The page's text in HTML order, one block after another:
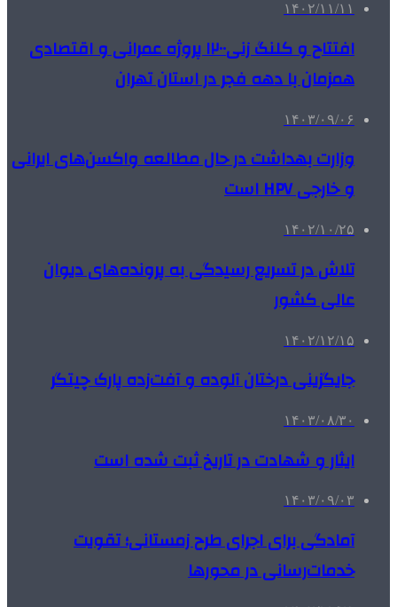
۱۴۰۲/۱۱/۱۱
افتتاح و کلنگ زنی۱۲۰۰ پروژه عمرانی و اقتصادی
همزمان با دهه فجر در استان تهران
۱۴۰۳/۰۹/۰۶
وزارت بهداشت در حال مطالعه واکسن‌های ایرانی
و خارجی HPV است
۱۴۰۲/۱۰/۲۵
تلاش در تسریع رسیدگی به پرونده‌های دیوان
عالی کشور
۱۴۰۲/۱۲/۱۵
جایگزینی درختان آلوده و آفت‌زده پارک چیتگر
۱۴۰۳/۰۸/۳۰
ایثار و شهادت در تاریخ ثبت شده است
۱۴۰۳/۰۹/۰۳
آمادگی برای اجرای طرح زمستانی؛ تقویت
خدمات‌رسانی در محورها